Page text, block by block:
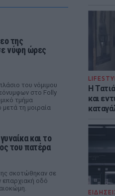
Η
και
της
νύφη ώρες
του νόμιμου
στο Folly
τμήμα
τη μοιραία
και το
του πατέρα
σκοτώθηκαν σε
επαρχιακή οδό